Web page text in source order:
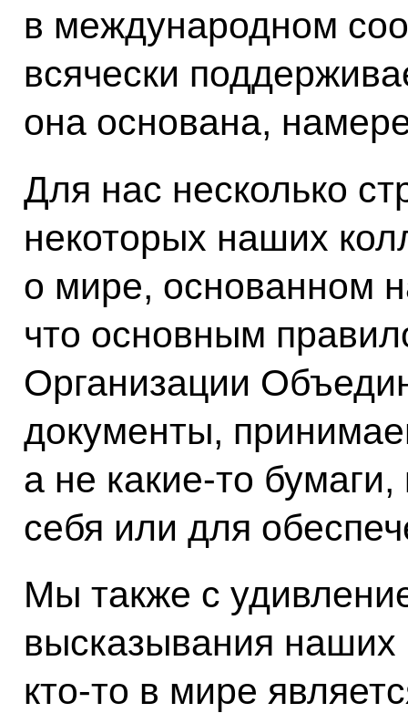
в международном
всячески
она основана,
Для нас несколько
некоторых наших
о мире, основанном
что основным
Организации
документы,
а не какие-то
себя или для
Мы также с
высказывания наших
кто-то в мире